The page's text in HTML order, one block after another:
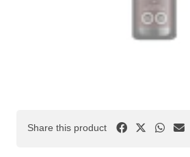
Share this product